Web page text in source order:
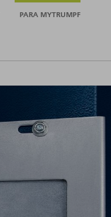
PARA MYTRUMPF